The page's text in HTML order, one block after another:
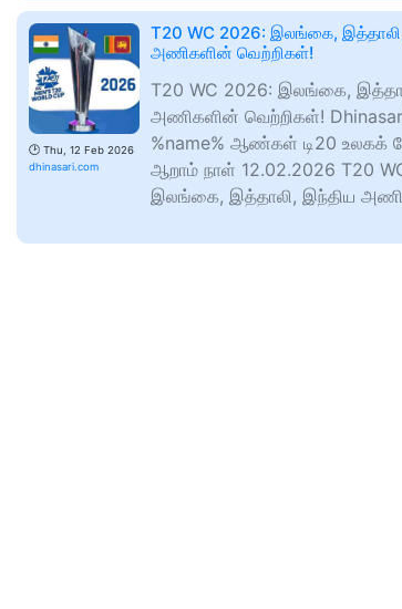
🕑 Thu, 12 Feb 2026
dhinasari.com
T20 WC 2026: இலங்கை,
அணிகளின் வெற்றிகள்!
T20 WC 2026: இலங்கை,
அணிகளின் வெற்றிகள்!
%name% ஆண்கள் டி20 உலகக்
ஆறாம் நாள் 12.02.2026 T20
இலங்கை, இத்தாலி, இந்திய